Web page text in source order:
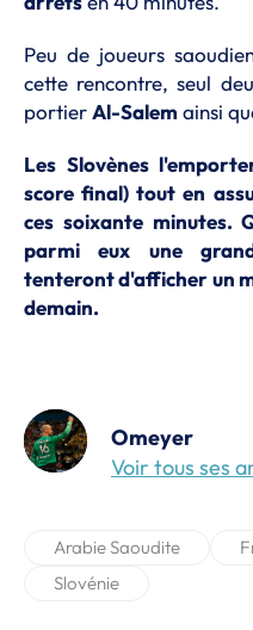
Peu de joueurs
cette rencontre, seul
portierAl-Salemainsi
Les Slovènes
score final) tout en
ces soixante minutes.
parmi eux une
tenteront d'afficher un
demain.
Omeyer
Voir tous ses
Arabie Saoudite
Slovénie